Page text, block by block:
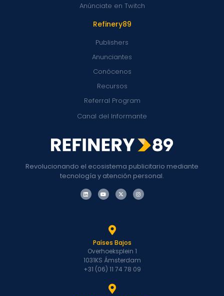
Revolucionando el ecosistema publicitario mediante
tecnología y atención personal.
Refinery89
Publishers
Anunciantes
Conócenos
Recursos
Referral Program
Canal del Informante
Anúnciate en Twitch
Países Bajos
Overhoeksplein 1
1031KS Ámsterdam
+31 (06) 11 74 78 09